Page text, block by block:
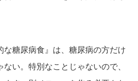
な糖尿病食』は、糖尿病の方だけ
い。特別なことじゃないので、